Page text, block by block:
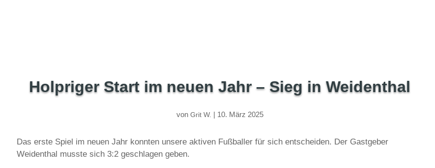
Holpriger Start im neuen Jahr – Sieg in Weidenthal
von Grit W. | 10. März 2025
Das erste Spiel im neuen Jahr konnten unsere aktiven Fußballer für sich entscheiden. Der Gastgeber
Weidenthal musste sich 3:2 geschlagen geben.